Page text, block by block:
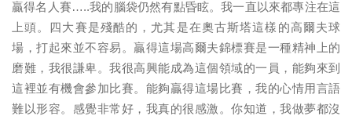
贏得名人賽…..我的腦袋仍然有點昏眩。我一直以來都專注在這
上頭。四大賽是殘酷的，尤其是在奧古斯塔這樣的高爾夫球
場，打起來並不容易。贏得這場高爾夫錦標賽是一種精神上的
磨難，我很謙卑。我很高興能成為這個領域的一員，能夠來到
這裡並有機會參加比賽。能夠贏得這場比賽，我的心情用言語
難以形容。感覺非常好，我真的很感激。你知道，我做夢都沒